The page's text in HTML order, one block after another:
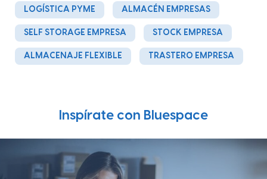
LOGÍSTICA PYME ALMACÉN EMPRESAS
SELF STORAGE EMPRESA STOCK EMPRESA
ALMACENAJE FLEXIBLE TRASTERO EMPRESA
Inspírate con Bluespace